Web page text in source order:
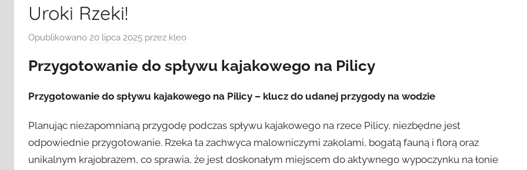
Uroki Rzeki!
Opublikowano 20 lipca 2025 przez kleo
Przygotowanie do spływu kajakowego na Pilicy
Przygotowanie do spływu kajakowego na Pilicy – klucz do udanej przygody na wodzie
Planując niezapomnianą przygodę podczas spływu kajakowego na rzece Pilicy, niezbędne jest
odpowiednie przygotowanie. Rzeka ta zachwyca malowniczymi zakolami, bogatą fauną i florą oraz
unikalnym krajobrazem, co sprawia, że jest doskonałym miejscem do aktywnego wypoczynku na łonie